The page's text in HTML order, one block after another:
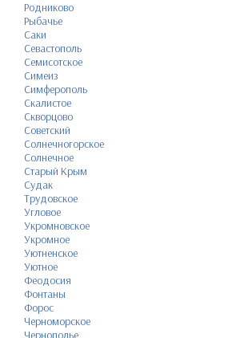
Родниково
Рыбачье
Саки
Севастополь
Семисотское
Симеиз
Симферополь
Скалистое
Скворцово
Советский
Солнечногорское
Солнечное
Старый Крым
Судак
Трудовское
Угловое
Укромновское
Укромное
Уютненское
Уютное
Феодосия
Фонтаны
Форос
Черноморское
Чернополье